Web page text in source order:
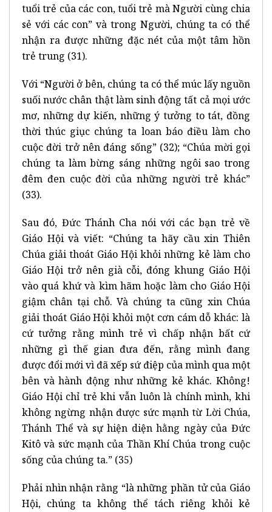
tuổi trẻ của các con, tuổi trẻ mà Người cùng chia
sẻ với các con” và trong Người, chúng ta có thể
nhận ra được những đặc nét của một tâm hồn
trẻ trung (31).
Với “Người ở bên, chúng ta có thể múc lấy nguồn
suối nước chân thật làm sinh động tất cả mọi ước
mơ, những dự kiến, những ý tưởng to tát, đồng
thời thúc giục chúng ta loan báo điều làm cho
cuộc đời trở nên đáng sống” (32); “Chúa mời gọi
chúng ta làm bừng sáng những ngôi sao trong
đêm đen cuộc đời của những người trẻ khác”
(33).
Sau đó, Đức Thánh Cha nói với các bạn trẻ về
Giáo Hội và viết: “Chúng ta hãy cầu xin Thiên
Chúa giải thoát Giáo Hội khỏi những kẻ làm cho
Giáo Hội trở nên già cỗi, đóng khung Giáo Hội
vào quá khứ và kìm hãm hoặc làm cho Giáo Hội
giậm chân tại chỗ. Và chúng ta cũng xin Chúa
giải thoát Giáo Hội khỏi một cơn cám dỗ khác: là
cứ tưởng rằng mình trẻ vì chấp nhận bất cứ
những gì thế gian đưa đến, rằng mình đang
được đổi mới vì đã xếp sứ điệp của mình qua một
bên và hành động như những kẻ khác. Không!
Giáo Hội chỉ trẻ khi vẫn luôn là chính mình, khi
không ngừng nhận được sức mạnh từ Lời Chúa,
Thánh Thể và sự hiện diện hằng ngày của Đức
Kitô và sức mạnh của Thần Khí Chúa trong cuộc
sống của chúng ta.” (35)
Phải nhìn nhận rằng “là những phần tử của Giáo
Hội, chúng ta không thể tách riêng khỏi kẻ